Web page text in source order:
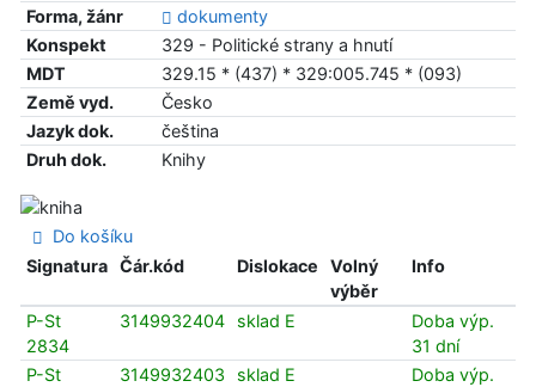
Forma, žánr
dokumenty
Konspekt
329 - Politické strany a hnutí
MDT
329.15 * (437) * 329:005.745 * (093)
Země vyd.
Česko
Jazyk dok.
čeština
Druh dok.
Knihy
Do košíku
Signatura
Čár.kód Dislokace
Volný
výběr
Info
P-St
2834
3149932404 sklad E
Doba výp.
31 dní
P-St
3149932403 sklad E
Doba výp.